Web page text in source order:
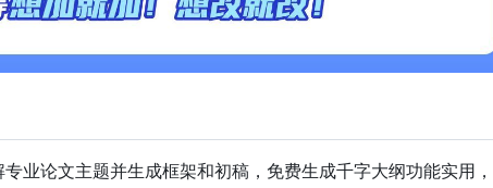
业论文主题并生成框架和初稿，免费生成千字大纲功能实用